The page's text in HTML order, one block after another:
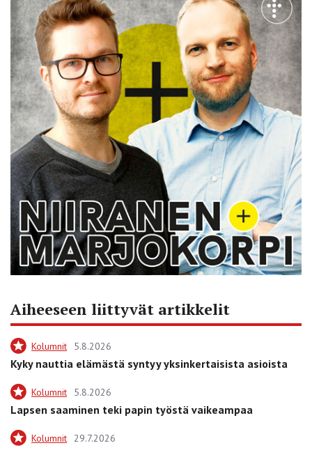
Aiheeseen liittyvät artikkelit
Kolumnit 5.8.2026
Kyky nauttia elämästä syntyy yksinkertaisista asioista
Kolumnit 5.8.2026
Lapsen saaminen teki papin työstä vaikeampaa
Kolumnit 29.7.2026